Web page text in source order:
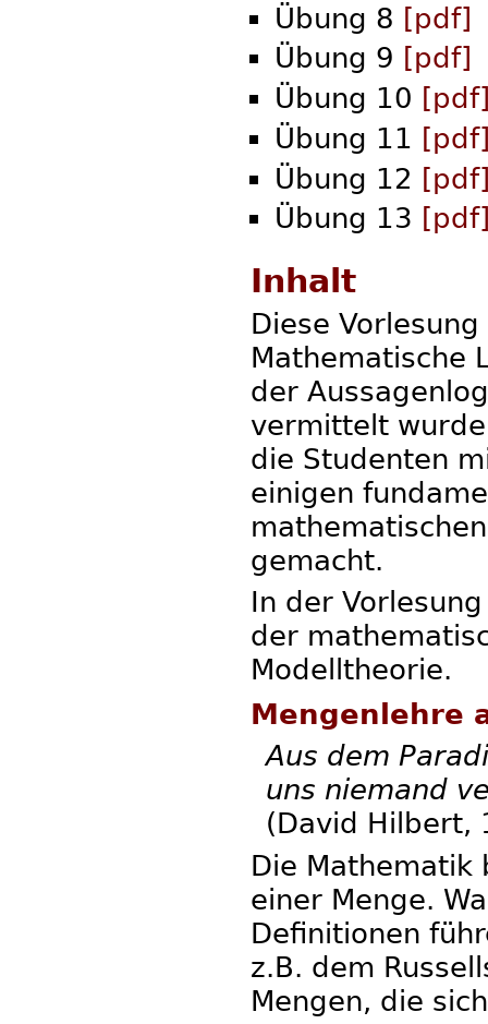
Übung 8 [pdf]
Übung 9 [pdf]
Übung 10
Übung 11
Übung 12
Übung 13
Inhalt
Diese
Mathematische
der
vermittelt
die Studenten
einigen
gemacht.
In der
der
Modelltheorie.
Mengenlehre
Aus dem
uns niemand
(David Hilbert,
Die Mathematik
einer Menge.
Definitionen
z.B. dem
Mengen, die